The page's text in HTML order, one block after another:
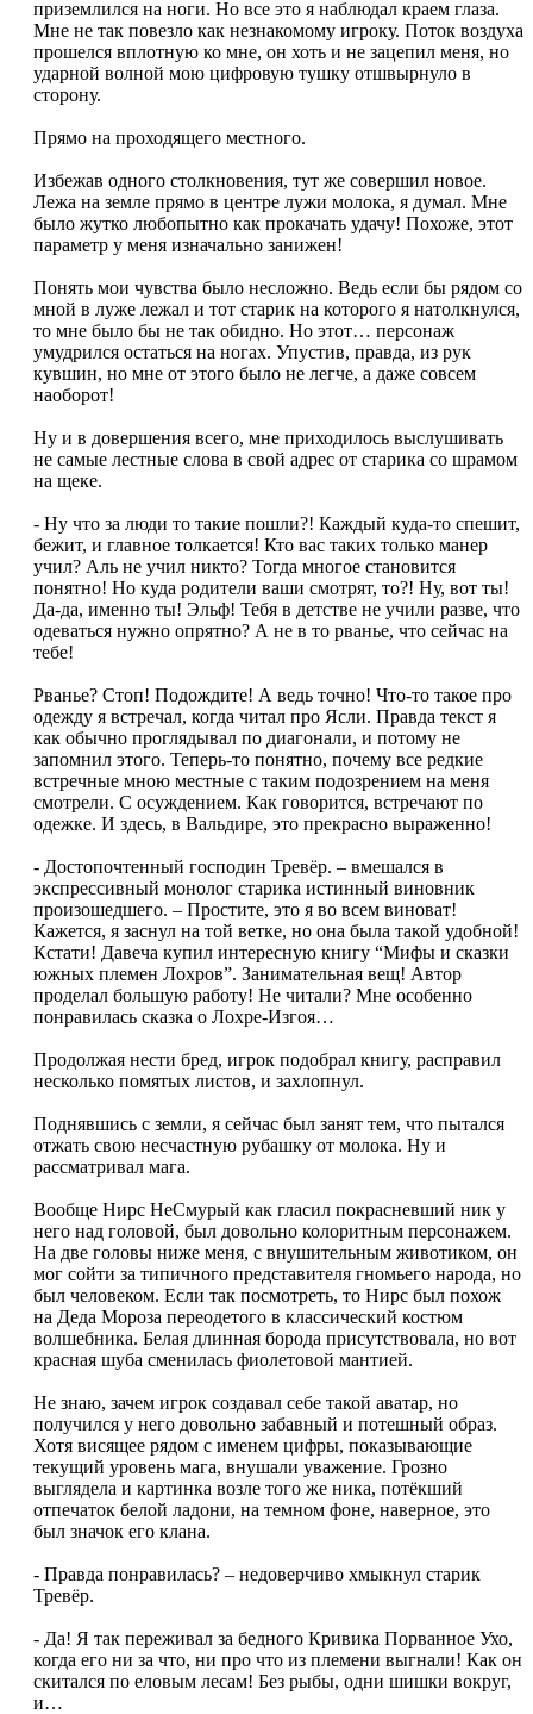
приземлился на ноги. Но все это я наблюдал краем глаза.
Мне не так повезло как незнакомому игроку. Поток воздуха
прошелся вплотную ко мне, он хоть и не зацепил меня, но
ударной волной мою цифровую тушку отшвырнуло в
сторону.
Прямо на проходящего местного.
Избежав одного столкновения, тут же совершил новое.
Лежа на земле прямо в центре лужи молока, я думал. Мне
было жутко любопытно как прокачать удачу! Похоже, этот
параметр у меня изначально занижен!
Понять мои чувства было несложно. Ведь если бы рядом со
мной в луже лежал и тот старик на которого я натолкнулся,
то мне было бы не так обидно. Но этот… персонаж
умудрился остаться на ногах. Упустив, правда, из рук
кувшин, но мне от этого было не легче, а даже совсем
наоборот!
Ну и в довершения всего, мне приходилось выслушивать
не самые лестные слова в свой адрес от старика со шрамом
на щеке.
- Ну что за люди то такие пошли?! Каждый куда-то спешит,
бежит, и главное толкается! Кто вас таких только манер
учил? Аль не учил никто? Тогда многое становится
понятно! Но куда родители ваши смотрят, то?! Ну, вот ты!
Да-да, именно ты! Эльф! Тебя в детстве не учили разве, что
одеваться нужно опрятно? А не в то рванье, что сейчас на
тебе!
Рванье? Стоп! Подождите! А ведь точно! Что-то такое про
одежду я встречал, когда читал про Ясли. Правда текст я
как обычно проглядывал по диагонали, и потому не
запомнил этого. Теперь-то понятно, почему все редкие
встречные мною местные с таким подозрением на меня
смотрели. С осуждением. Как говорится, встречают по
одежке. И здесь, в Вальдире, это прекрасно выраженно!
- Достопочтенный господин Тревёр. – вмешался в
экспрессивный монолог старика истинный виновник
произошедшего. – Простите, это я во всем виноват!
Кажется, я заснул на той ветке, но она была такой удобной!
Кстати! Давеча купил интересную книгу “Мифы и сказки
южных племен Лохров”. Занимательная вещ! Автор
проделал большую работу! Не читали? Мне особенно
понравилась сказка о Лохре-Изгоя…
Продолжая нести бред, игрок подобрал книгу, расправил
несколько помятых листов, и захлопнул.
Поднявшись с земли, я сейчас был занят тем, что пытался
отжать свою несчастную рубашку от молока. Ну и
рассматривал мага.
Вообще Нирс НеСмурый как гласил покрасневший ник у
него над головой, был довольно колоритным персонажем.
На две головы ниже меня, с внушительным животиком, он
мог сойти за типичного представителя гномьего народа, но
был человеком. Если так посмотреть, то Нирс был похож
на Деда Мороза переодетого в классический костюм
волшебника. Белая длинная борода присутствовала, но вот
красная шуба сменилась фиолетовой мантией.
Не знаю, зачем игрок создавал себе такой аватар, но
получился у него довольно забавный и потешный образ.
Хотя висящее рядом с именем цифры, показывающие
текущий уровень мага, внушали уважение. Грозно
выглядела и картинка возле того же ника, потёкший
отпечаток белой ладони, на темном фоне, наверное, это
был значок его клана.
- Правда понравилась? – недоверчиво хмыкнул старик
Тревёр.
- Да! Я так переживал за бедного Кривика Порванное Ухо,
когда его ни за что, ни про что из племени выгнали! Как он
скитался по еловым лесам! Без рыбы, одни шишки вокруг,
и…